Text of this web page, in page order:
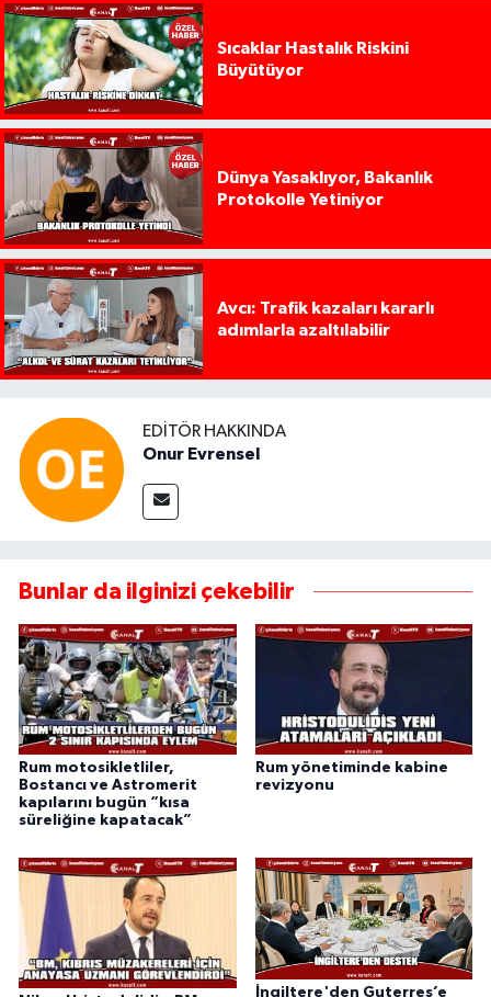
Sıcaklar Hastalık Riskini
Büyütüyor
Dünya Yasaklıyor, Bakanlık
Protokolle Yetiniyor
Avcı: Trafik kazaları kararlı
adımlarla azaltılabilir
EDITÖR HAKKINDA
Onur Evrensel
Bunlar da ilginizi çekebilir
Rum motosikletliler,
Bostancı ve Astromerit
kapılarını bugün “kısa
süreliğine kapatacak”
Rum yönetiminde kabine
revizyonu
İngiltere'den Guterres’e